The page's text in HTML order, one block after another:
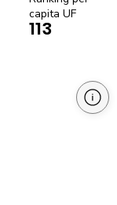
113
capita UF